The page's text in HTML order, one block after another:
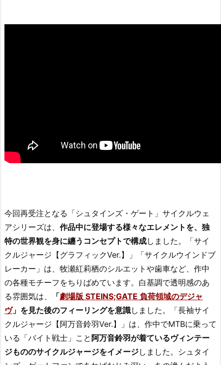
今回再受注となる「シュタインズ・ゲート」サイクルウェ
アシリーズは、 作品中に登場する様々なエレメントを、独
特の世界観を身に纏うコンセプトで構成しました。「サイ
クルジャージ【グラフィックVer.】」「サイクルウインドブ
レーカー」は、牧瀬紅莉栖のシルエットや歯車など、作中
の各種モチーフをちりばめています。白基調で透明感のあ
る雰囲気は、
「劇場版 STEINS;GATE 負荷領域のデジャ
ヴ」を見た後のフィーリングを意識しました。「長袖サイ
クルジャージ【阿万音鈴羽Ver.】」は、作中でMTBに乗って
いる「バイト戦士」こと 阿万音鈴羽が着ているヴィンテー
ジもののサイクルジャージをイメージしました。シュタイ